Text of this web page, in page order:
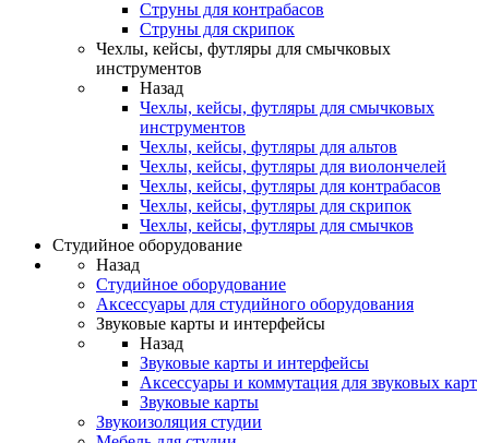
Струны для контрабасов
Струны для скрипок
Чехлы, кейсы, футляры для смычковых
инструментов
Назад
Чехлы, кейсы, футляры для смычковых
инструментов
Чехлы, кейсы, футляры для альтов
Чехлы, кейсы, футляры для виолончелей
Чехлы, кейсы, футляры для контрабасов
Чехлы, кейсы, футляры для скрипок
Чехлы, кейсы, футляры для смычков
Студийное оборудование
Назад
Студийное оборудование
Аксессуары для студийного оборудования
Звуковые карты и интерфейсы
Назад
Звуковые карты и интерфейсы
Аксессуары и коммутация для звуковых карт
Звуковые карты
Звукоизоляция студии